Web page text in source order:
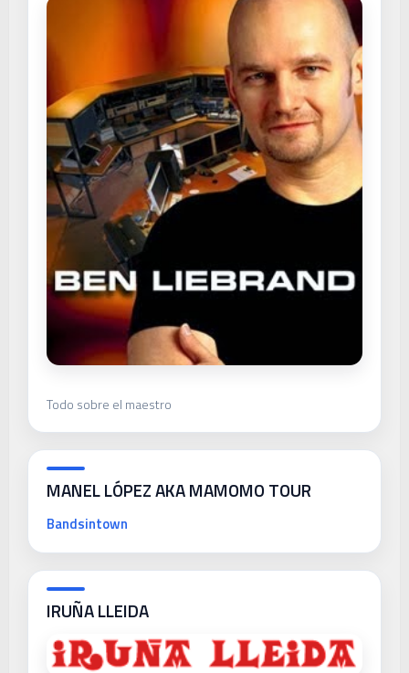
Todo sobre el maestro
MANEL LÓPEZ AKA MAMOMO TOUR
Bandsintown
IRUÑA LLEIDA